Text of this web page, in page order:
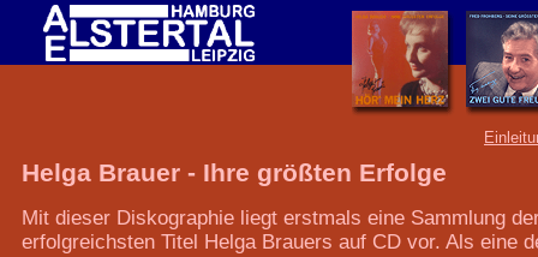
Helga Brauer - Ihre größten Erfolge
Mit dieser Diskographie liegt erstmals eine Sammlung
erfolgreichsten Titel Helga Brauers auf CD vor. Als eine